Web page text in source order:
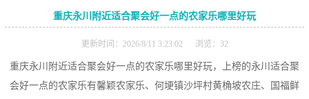
重庆永川附近适合聚会好一点的农家乐哪里好玩
更新时间：2026/8/11 3:23:02 浏览：32
重庆永川附近适合聚会好一点的农家乐哪里好玩，上榜的永川适合聚
会好一点的农家乐有馨颖农家乐、何埂镇沙坪村黄桷坡农庄、国福鲜